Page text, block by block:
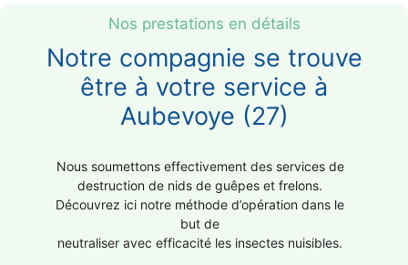
Nos prestations en détails
Notre compagnie se trouve
être à votre service à
Aubevoye (27)
Nous soumettons effectivement des services de
destruction de nids de guêpes et frelons.
Découvrez ici notre méthode d’opération dans le
but de
neutraliser avec efficacité les insectes nuisibles.